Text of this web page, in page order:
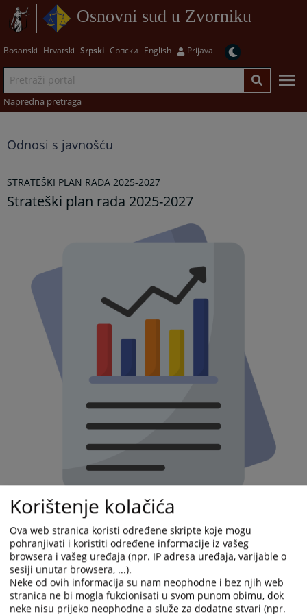
Osnovni sud u Zvorniku
Bosanski Hrvatski Srpski Српски English Prijava
Napredna pretraga
Odnosi s javnošću
STRATEŠKI PLAN RADA 2025-2027
Strateški plan rada 2025-2027
Korištenje kolačića
Ova web stranica koristi određene skripte koje mogu
pohranjivati i koristiti određene informacije iz vašeg
browsera i vašeg uređaja (npr. IP adresa uređaja, varijable o
sesiji unutar browsera, ...).
Neke od ovih informacija su nam neophodne i bez njih web
stranica ne bi mogla fukcionisati u svom punom obimu, dok
neke nisu prijeko neophodne a služe za dodatne stvari (npr.